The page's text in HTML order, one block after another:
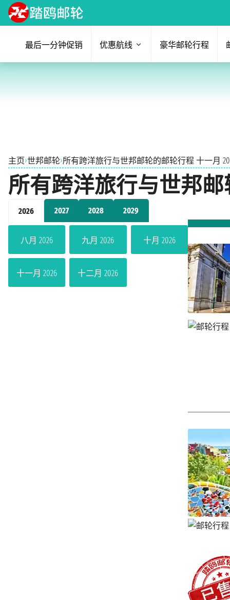
最后一分钟促销 优惠航线 豪华邮轮行程
主页›世邦邮轮›所有跨洋旅行与世邦邮轮的邮轮行程 十一月
所有跨洋旅行与世邦邮
2026 2027 2028 2029
八月 2026 九月 2026 十月 2026
十一月 2026 十二月 2026